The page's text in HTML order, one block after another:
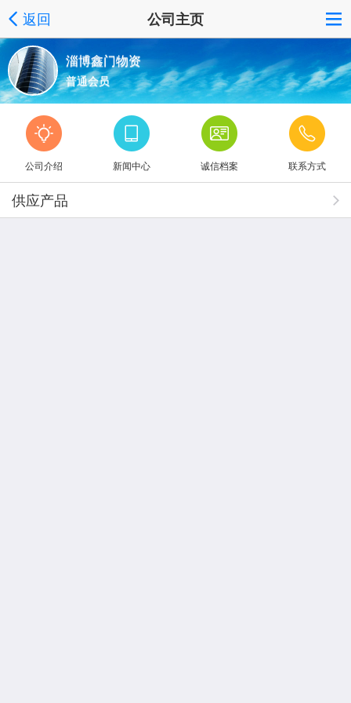
返回 公司主页
淄博鑫门物资
普通会员
公司介绍 新闻中心 诚信档案 联系方式
供应产品